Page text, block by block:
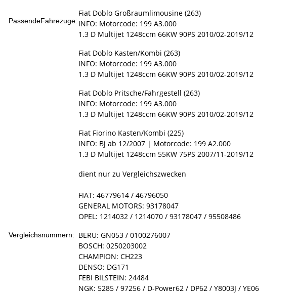
PassendeFahrezuge:
Fiat Doblo Großraumlimousine (263)
INFO: Motorcode: 199 A3.000
1.3 D Multijet 1248ccm 66KW 90PS 2010/02-2019/12
Fiat Doblo Kasten/Kombi (263)
INFO: Motorcode: 199 A3.000
1.3 D Multijet 1248ccm 66KW 90PS 2010/02-2019/12
Fiat Doblo Pritsche/Fahrgestell (263)
INFO: Motorcode: 199 A3.000
1.3 D Multijet 1248ccm 66KW 90PS 2010/02-2019/12
Fiat Fiorino Kasten/Kombi (225)
INFO: Bj ab 12/2007 | Motorcode: 199 A2.000
1.3 D Multijet 1248ccm 55KW 75PS 2007/11-2019/12
Vergleichsnummern:
dient nur zu Vergleichszwecken
FIAT: 46779614 / 46796050
GENERAL MOTORS: 93178047
OPEL: 1214032 / 1214070 / 93178047 / 95508486
BERU: GN053 / 0100276007
BOSCH: 0250203002
CHAMPION: CH223
DENSO: DG171
FEBI BILSTEIN: 24484
NGK: 5285 / 97256 / D-Power62 / DP62 / Y8003J / YE06